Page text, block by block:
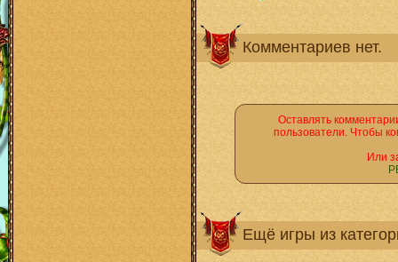
Комментариев нет.
Оставлять
пользователи. Чтобы
Или
Ещё игры из